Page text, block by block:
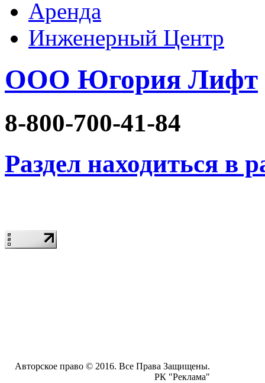
Аренда
Инженерный Центр
ООО Югория Лифт
8-800-700-41-84
Раздел находиться в
Авторское право © 2016. Все Права Защищены.
РК "Реклама"